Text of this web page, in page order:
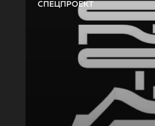
СПЕЦПРОЕКТ